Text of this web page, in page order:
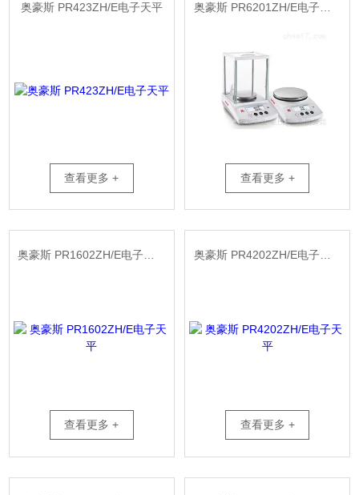
奥豪斯 PR423ZH/E电子天平
查看更多 +
奥豪斯 PR6201ZH/E电子天平
查看更多 +
查看更多 +
奥豪斯 PR4202ZH/E电子天平
查看更多 +